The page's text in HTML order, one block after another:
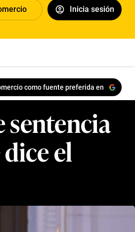
Inicia sesión
como fuente preferida en
el